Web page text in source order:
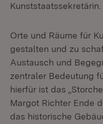
Kunststaatssekretärin.
Orte und Räume für
gestalten und zu
Austausch und
zentraler Bedeutung
hierfür ist das
Margot Richter Ende
das historische